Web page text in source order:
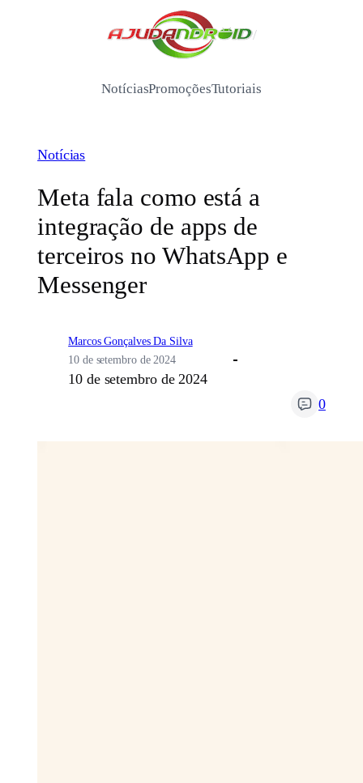
/
NotíciasPromoçõesTutoriais
Notícias
Meta fala como está a
integração de apps de
terceiros no WhatsApp e
Messenger
Marcos Gonçalves Da Silva
10 de setembro de 2024
10 de setembro de 2024
0